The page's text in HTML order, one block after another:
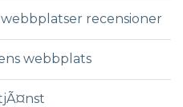
recensioner
webbplats